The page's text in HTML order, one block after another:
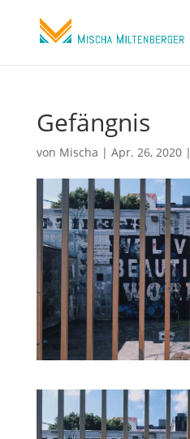
Gefängnis
von Mischa | Apr. 26, 2020|